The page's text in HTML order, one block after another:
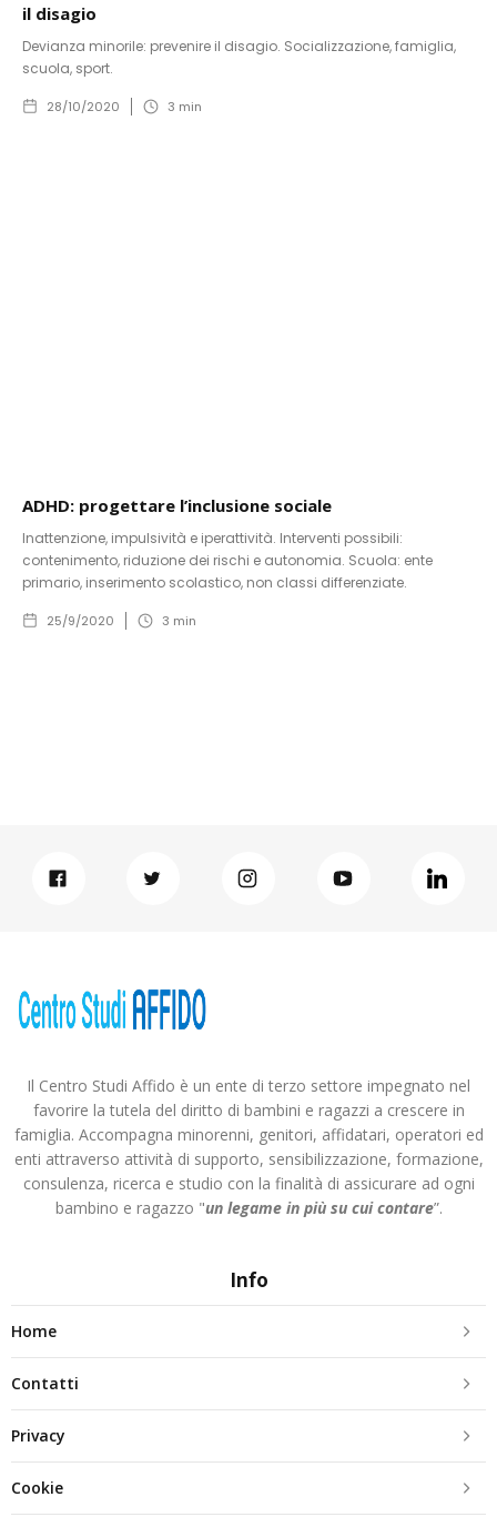
il disagio
Devianza minorile: prevenire il disagio. Socializzazione, famiglia,
scuola, sport.
28/10/2020 3 min
ADHD: progettare l’inclusione sociale
Inattenzione, impulsività e iperattività. Interventi possibili:
contenimento, riduzione dei rischi e autonomia. Scuola: ente
primario, inserimento scolastico, non classi differenziate.
25/9/2020 3 min
Il Centro Studi Affido è un ente di terzo settore impegnato nel
favorire la tutela del diritto di bambini e ragazzi a crescere in
famiglia. Accompagna minorenni, genitori, affidatari, operatori ed
enti attraverso attività di supporto, sensibilizzazione, formazione,
consulenza, ricerca e studio con la finalità di assicurare ad ogni
bambino e ragazzo "un legame in più su cui contare”.
Info
Home
Contatti
Privacy
Cookie